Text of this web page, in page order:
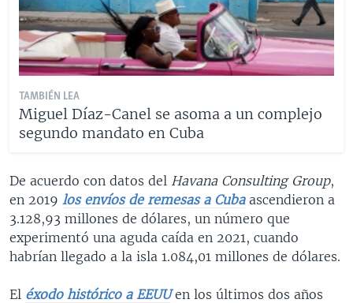
TAMBIÉN LEA
Miguel Díaz-Canel se asoma a un complejo
segundo mandato en Cuba
De acuerdo con datos del Havana Consulting Group,
en 2019 los envíos de remesas a Cubaascendieron a
3.128,93 millones de dólares, un número que
experimentó una aguda caída en 2021, cuando
habrían llegado a la isla 1.084,01 millones de dólares.
El éxodo histórico a EEUUen los últimos dos años